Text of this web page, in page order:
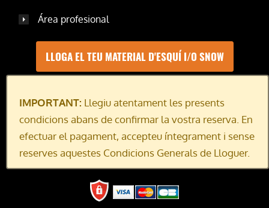
IMPORTANT: Llegiu atentament les presents
condicions abans de confirmar la vostra reserva. En
efectuar el pagament, accepteu íntegrament i sense
reserves aquestes Condicions Generals de Lloguer.
Área profesional
LLOGA EL TEU MATERIAL D'ESQUÍ I/O SNOW
Llistat Notícies Destacades